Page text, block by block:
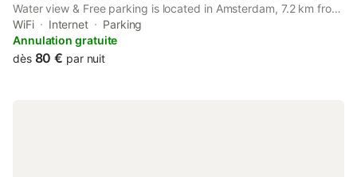
Water view & Free parking is located in Amsterdam, 7.2 km from
Artis Zoo and 7.6 km from Rembrandt House. The property
features lake and garden views, and is 2.2 km from Blijburg
Beach.
WiFi Internet
Parking
Annulation gratuite
dès 80 € par nuit